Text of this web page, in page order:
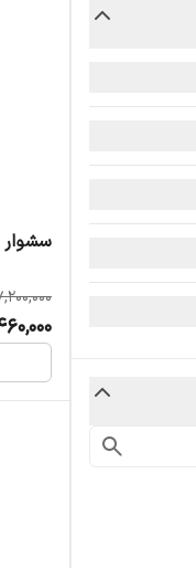
سشوار